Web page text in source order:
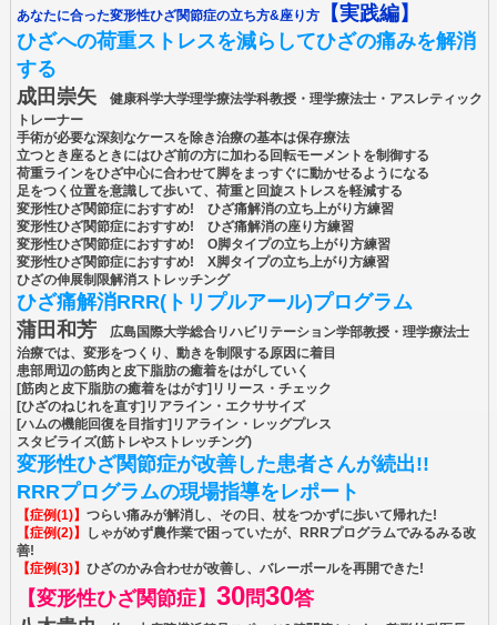
あなたに合った変形性ひざ関節症の立ち方&座り方【実践編】
ひざへの荷重ストレスを減らしてひざの痛みを解消
する
成田崇矢健康科学大学理学療法学科教授・理学療法士・アスレティック
トレーナー
手術が必要な深刻なケースを除き治療の基本は保存療法
立つとき座るときにはひざ前の方に加わる回転モーメントを制御する
荷重ラインをひざ中心に合わせて脚をまっすぐに動かせるようになる
足をつく位置を意識して歩いて、荷重と回旋ストレスを軽減する
変形性ひざ関節症におすすめ! ひざ痛解消の立ち上がり方練習
変形性ひざ関節症におすすめ! ひざ痛解消の座り方練習
変形性ひざ関節症におすすめ! O脚タイプの立ち上がり方練習
変形性ひざ関節症におすすめ! X脚タイプの立ち上がり方練習
ひざの伸展制限解消ストレッチング
ひざ痛解消RRR(トリプルアール)プログラム
蒲田和芳広島国際大学総合リハビリテーション学部教授・理学療法士
治療では、変形をつくり、動きを制限する原因に着目
患部周辺の筋肉と皮下脂肪の癒着をはがしていく
[筋肉と皮下脂肪の癒着をはがす]リリース・チェック
[ひざのねじれを直す]リアライン・エクササイズ
[ハムの機能回復を目指す]リアライン・レッグプレス
スタビライズ(筋トレやストレッチング)
変形性ひざ関節症が改善した患者さんが続出!!
RRRプログラムの現場指導をレポート
【症例(1)】 つらい痛みが解消し、その日、杖をつかずに歩いて帰れた!
【症例(2)】
しゃがめず農作業で困っていたが、RRRプログラムでみるみる改
善!
【症例(3)】 ひざのかみ合わせが改善し、バレーボールを再開できた!
【変形性ひざ関節症】 30問30答